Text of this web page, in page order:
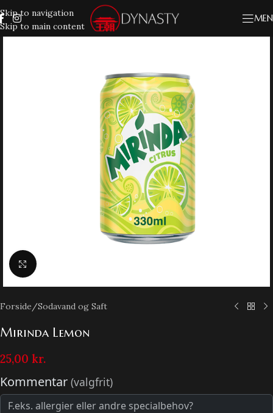
Skip to navigation
Skip to main content
Klik for at forstørre
Forside/Sodavand og Saft
Mirinda Lemon
25,00 kr.